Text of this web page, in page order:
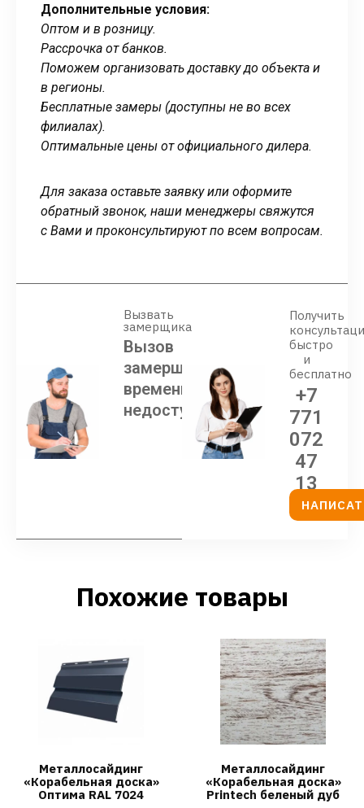
Дополнительные условия:
Оптом и в розницу.
Рассрочка от банков.
Поможем организовать доставку до объекта и
в регионы.
Бесплатные замеры (доступны не во всех
филиалах).
Оптимальные цены от официального дилера.
Для заказа оставьте заявку или оформите
обратный звонок, наши менеджеры свяжутся
с Вами и проконсультируют по всем вопросам.
Вызвать
замерщика
Вызов
замерщика
временно
недоступен
Получить
быстро
и
бесплатно
+7
771
072
47
13
Похожие товары
Металлосайдинг
«Корабельная доска»
Оптима RAL 7024
Металлосайдинг
«Корабельная доска»
Printech беленый дуб